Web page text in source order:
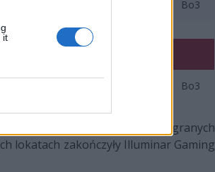
it
Bo3
Bo3
będą aż trzech wygranych
lokatach zakończyły Illuminar Gaming